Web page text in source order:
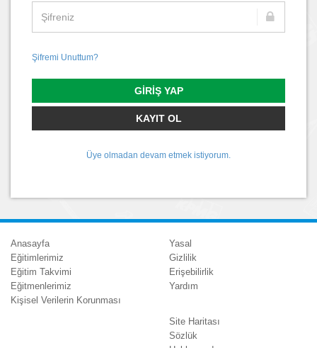
Şifremi Unuttum?
GIRIŞ YAP
KAYIT OL
Üye olmadan devam etmek istiyorum.
Anasayfa
Eğitimlerimiz
Eğitim Takvimi
Eğitmenlerimiz
Kişisel Verilerin Korunması
Yasal
Gizlilik
Erişebilirlik
Yardım
Site Haritası
Sözlük